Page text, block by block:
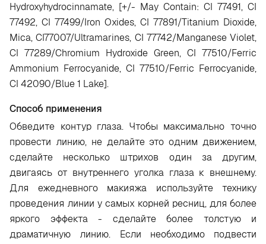
Hydroxyhydrocinnamate, [+/- May Contain: CI 77491, CI
77492, CI 77499/Iron Oxides, CI 77891/Titanium Dioxide,
Mica, CI77007/Ultramarines, CI 77742/Manganese Violet,
CI 77289/Chromium Hydroxide Green, CI 77510/Ferric
Ammonium Ferrocyanide, CI 77510/Ferric Ferrocyanide,
CI 42090/Blue 1 Lake].
Способ применения
Обведите контур глаза. Чтобы максимально точно
провести линию, не делайте это одним движением,
сделайте несколько штрихов один за другим,
двигаясь от внутреннего уголка глаза к внешнему.
Для ежедневного макияжа используйте технику
проведения линии у самых корней ресниц, для более
яркого эффекта - сделайте более толстую и
драматичную линию. Если необходимо подвести